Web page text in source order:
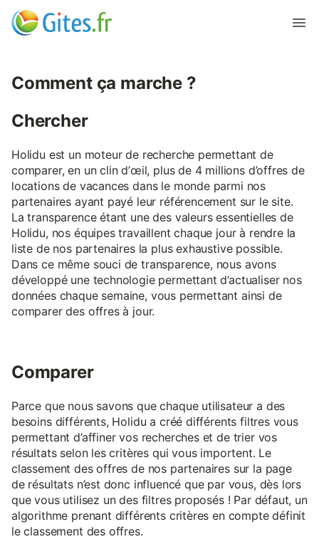
Comment ça marche ?
Chercher
Holidu est un moteur de recherche permettant de
comparer, en un clin d’œil, plus de 4 millions d’offres de
locations de vacances dans le monde parmi nos
partenaires ayant payé leur référencement sur le site.
La transparence étant une des valeurs essentielles de
Holidu, nos équipes travaillent chaque jour à rendre la
liste de nos partenaires la plus exhaustive possible.
Dans ce même souci de transparence, nous avons
développé une technologie permettant d’actualiser nos
données chaque semaine, vous permettant ainsi de
comparer des offres à jour.
Comparer
Parce que nous savons que chaque utilisateur a des
besoins différents, Holidu a créé différents filtres vous
permettant d’affiner vos recherches et de trier vos
résultats selon les critères qui vous importent. Le
classement des offres de nos partenaires sur la page
de résultats n’est donc influencé que par vous, dès lors
que vous utilisez un des filtres proposés ! Par défaut, un
algorithme prenant différents critères en compte définit
le classement des offres.